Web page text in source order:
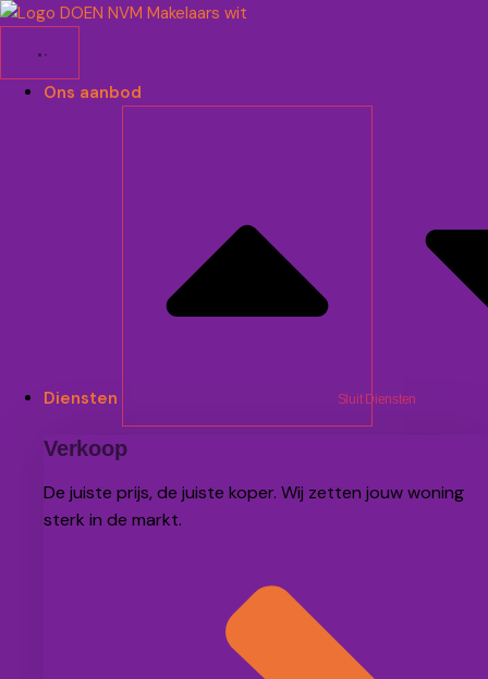
Ga
inhoudOns aanbod
Diensten Sluit Diensten
Verkoop
De juiste prijs, de juiste koper. Wij zetten jouw woning
sterk in de markt.